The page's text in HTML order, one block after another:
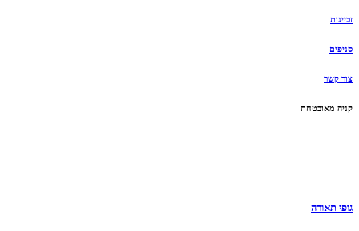
זכיינות
סניפים
צור קשר
קניה מאובטחת
גופי תאורה